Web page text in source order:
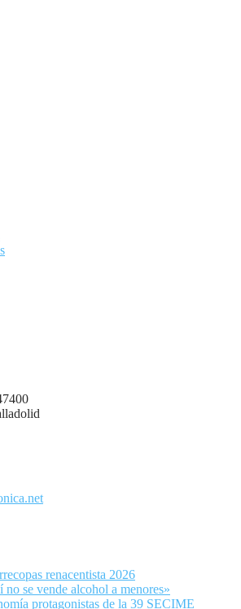
renacentista 2026
se vende alcohol a menores»
protagonistas de la 39 SECIME